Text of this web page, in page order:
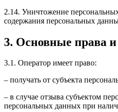
2.14. Уничтожение
содержания персональных
3. Основные права и
3.1. Оператор имеет право:
– получать от субъекта
– в случае отзыва субъектом
персональных данных при